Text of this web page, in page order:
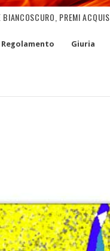
PREMI
Regolamento Giuria